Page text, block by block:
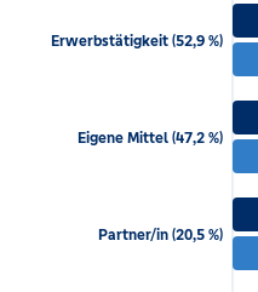
Erwerbstätigkeit (52,9 %)
Eigene Mittel (47,2 %)
Partner/in (20,5 %)